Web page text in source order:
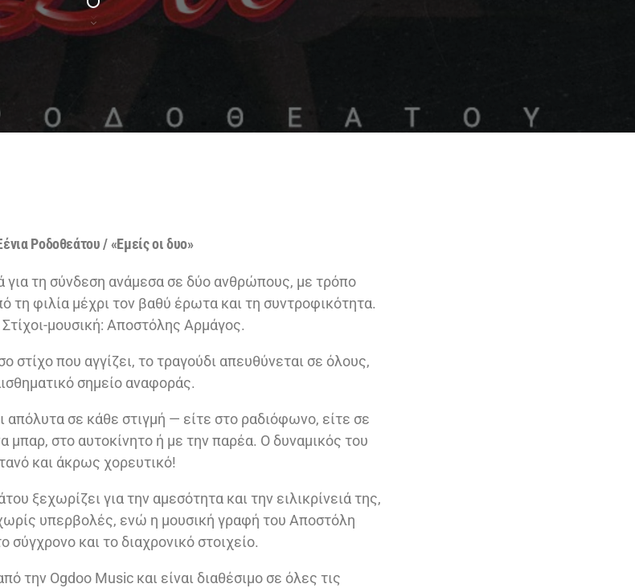
Ροδοθεάτου / «Εμείς οι δυο»
για τη σύνδεση ανάμεσα σε δύο ανθρώπους, με τρόπο
τη φιλία μέχρι τον βαθύ έρωτα και τη συντροφικότητα.
μουσική: Αποστόλης Αρμάγος.
στίχο που αγγίζει, το τραγούδι απευθύνεται σε όλους,
σημείο αναφοράς.
απόλυτα σε κάθε στιγμή — είτε στο ραδιόφωνο, είτε σε
μπαρ, στο αυτοκίνητο ή με την παρέα. Ο δυναμικός του
και άκρως χορευτικό!
ξεχωρίζει για την αμεσότητα και την ειλικρίνειά της,
υπερβολές, ενώ η μουσική γραφή του Αποστόλη
και το διαχρονικό στοιχείο.
την Ogdoo Music και είναι διαθέσιμο σε όλες τις